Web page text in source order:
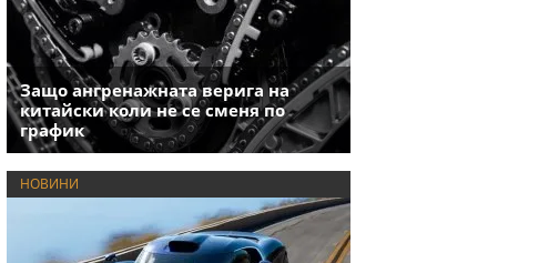
Защо ангренажната верига на
китайски коли не се сменя по
график
НОВИНИ